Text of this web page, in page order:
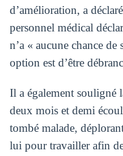
d’amélioration, a
personnel médical
n’a « aucune chance de
option est d’être
Il a également souligné
deux mois et demi
tombé malade,
lui pour travailler afin